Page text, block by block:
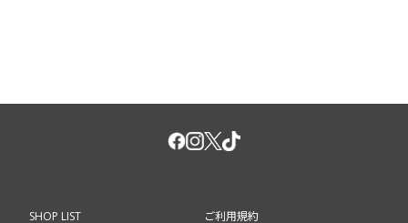
SHOP LIST ご利用規約